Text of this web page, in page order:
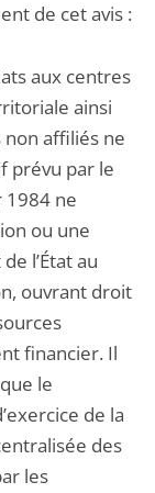
de cet avis :
aux centres
ainsi
non affiliés ne
prévu par le
1984 ne
ou une
l’État au
ouvrant droit
financier. Il
le
de la
des
les